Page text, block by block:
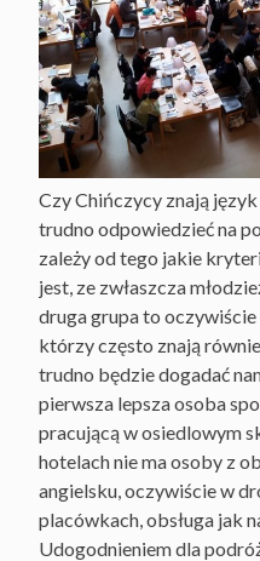
Czy Chińczycy znają
trudno odpowiedzieć na
zależy od tego jakie
jest, ze zwłaszcza
druga grupa to
którzy często znają
trudno będzie dogadać
pierwsza lepsza osoba
pracującą w osiedlowym
hotelach nie ma osoby z
angielsku, oczywiście w
placówkach, obsługa jak
Udogodnieniem dla